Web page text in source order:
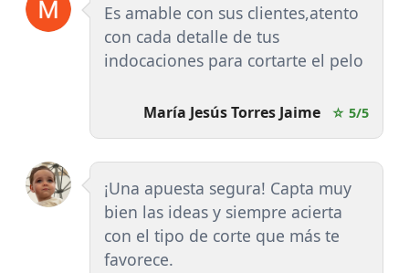
Es amable con sus clientes,atento
con cada detalle de tus
indocaciones para cortarte el pelo
María Jesús Torres Jaime ☆ 5/5
¡Una apuesta segura! Capta muy
bien las ideas y siempre acierta
con el tipo de corte que más te
favorece.